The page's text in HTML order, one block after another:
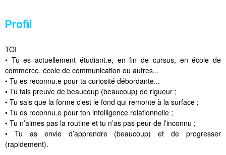
Profil
TOI
• Tu es actuellement étudiant.e, en fin de cursus, en école de
commerce, école de communication ou autres...
• Tu es reconnu.e pour ta curiosité débordante...
• Tu fais preuve de beaucoup (beaucoup) de rigueur ;
• Tu sais que la forme c’est le fond qui remonte à la surface ;
• Tu es reconnu.e pour ton intelligence relationnelle ;
• Tu n’aimes pas la routine et tu n’as pas peur de l’inconnu ;
• Tu as envie d’apprendre (beaucoup) et de progresser
(rapidement).